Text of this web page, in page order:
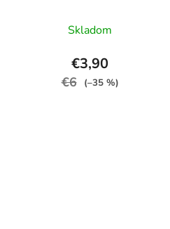
Skladom
€3,90
€6 (–35 %)